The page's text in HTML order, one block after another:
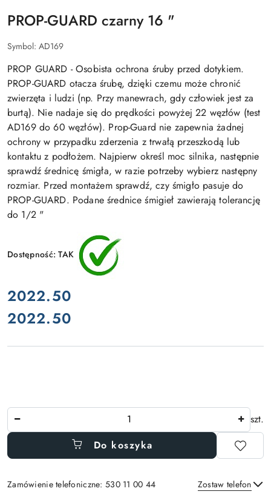
PROP-GUARD czarny 16 "
Symbol: AD169
PROP GUARD - Osobista ochrona śruby przed dotykiem.
PROP-GUARD otacza śrubę, dzięki czemu może chronić
zwierzęta i ludzi (np. Przy manewrach, gdy człowiek jest za
burtą). Nie nadaje się do prędkości powyżej 22 węzłów (test
AD169 do 60 węzłów). Prop-Guard nie zapewnia żadnej
ochrony w przypadku zderzenia z trwałą przeszkodą lub
kontaktu z podłożem. Najpierw określ moc silnika, następnie
sprawdź średnicę śmigła, w razie potrzeby wybierz następny
rozmiar. Przed montażem sprawdź, czy śmigło pasuje do
PROP-GUARD. Podane średnice śmigieł zawierają tolerancję
do 1/2 "
Dostępność:TAK
cena:
2022.50
Cena:
2022.50
Ilość
szt.
Do koszyka
Zamówienie telefoniczne: 530 11 00 44 Zostaw telefon